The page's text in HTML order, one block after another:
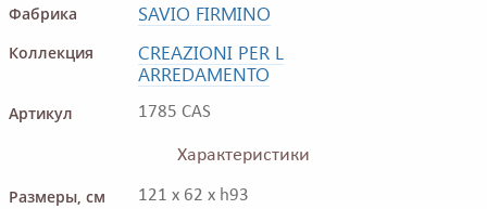
Фабрика SAVIO FIRMINO
Коллекция
CREAZIONI PER L
ARREDAMENTO
Артикул 1785 CAS
Характеристики
Размеры, см
121 x 62 x h93